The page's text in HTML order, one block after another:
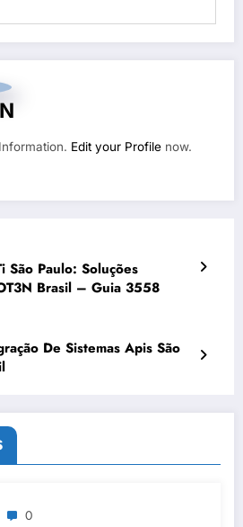
Edit your Profile now.
São Paulo: Soluções
Brasil – Guia 3558
De Sistemas Apis São
0